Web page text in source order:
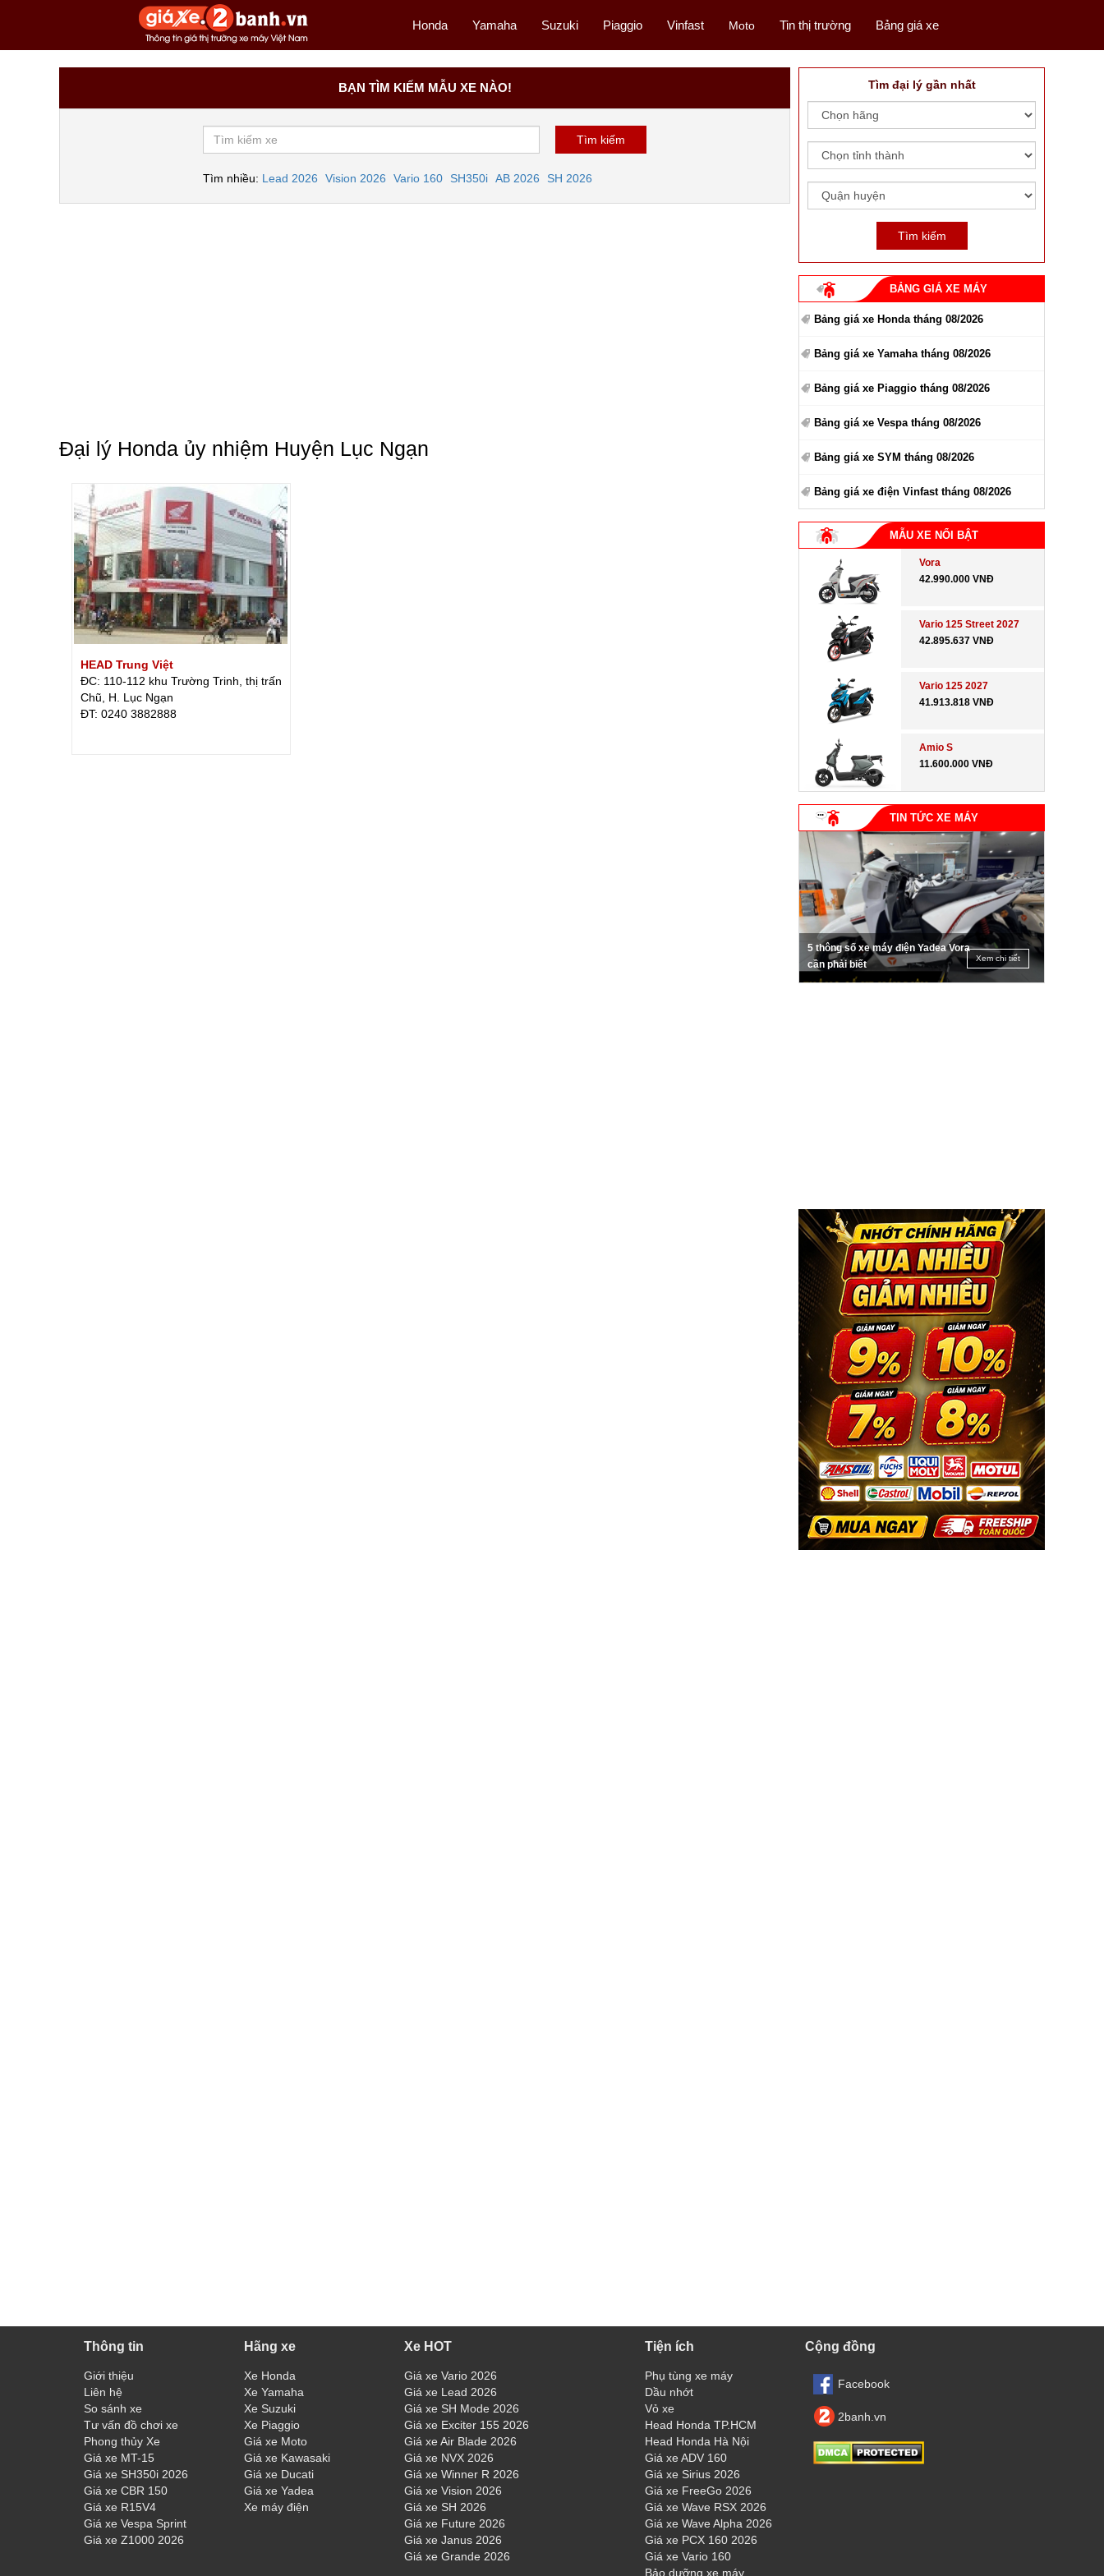
Honda Yamaha Suzuki Piaggio Vinfast Moto Tin thị trường Bảng giá xe
BẠN TÌM KIẾM MẪU XE NÀO!
Tìm nhiều: Lead 2026 Vision 2026 Vario 160 SH350i AB 2026 SH 2026
Đại lý Honda ủy nhiệm Huyện Lục Ngạn
HEAD Trung Việt
ĐC: 110-112 khu Trường Trinh, thị trấn
Chũ, H. Lục Ngạn
ÐT: 0240 3882888
Tìm đại lý gần nhất
BẢNG GIÁ XE MÁY
Bảng giá xe Honda tháng 08/2026
Bảng giá xe Yamaha tháng 08/2026
Bảng giá xe Piaggio tháng 08/2026
Bảng giá xe Vespa tháng 08/2026
Bảng giá xe SYM tháng 08/2026
Bảng giá xe điện Vinfast tháng 08/2026
MẪU XE NỔI BẬT
Vora
42.990.000 VNĐ
Vario 125 Street 2027
42.895.637 VNĐ
Vario 125 2027
41.913.818 VNĐ
Amio S
11.600.000 VNĐ
TIN TỨC XE MÁY
5 thông số xe máy điện Yadea Vora
cần phải biết
Xem chi tiết
Thông tin
Giới thiệu
Liên hệ
So sánh xe
Tư vấn đồ chơi xe
Phong thủy Xe
Giá xe MT-15
Giá xe SH350i 2026
Giá xe CBR 150
Giá xe R15V4
Giá xe Vespa Sprint
Giá xe Z1000 2026
Hãng xe
Xe Honda
Xe Yamaha
Xe Suzuki
Xe Piaggio
Giá xe Moto
Giá xe Kawasaki
Giá xe Ducati
Giá xe Yadea
Xe máy điện
Xe HOT
Giá xe Vario 2026
Giá xe Lead 2026
Giá xe SH Mode 2026
Giá xe Exciter 155 2026
Giá xe Air Blade 2026
Giá xe NVX 2026
Giá xe Winner R 2026
Giá xe Vision 2026
Giá xe SH 2026
Giá xe Future 2026
Giá xe Janus 2026
Giá xe Grande 2026
Tiện ích
Phụ tùng xe máy
Dầu nhớt
Vỏ xe
Head Honda TP.HCM
Head Honda Hà Nội
Giá xe ADV 160
Giá xe Sirius 2026
Giá xe FreeGo 2026
Giá xe Wave RSX 2026
Giá xe Wave Alpha 2026
Giá xe PCX 160 2026
Giá xe Vario 160
Bảo dưỡng xe máy
Cộng đồng
Facebook
2banh.vn